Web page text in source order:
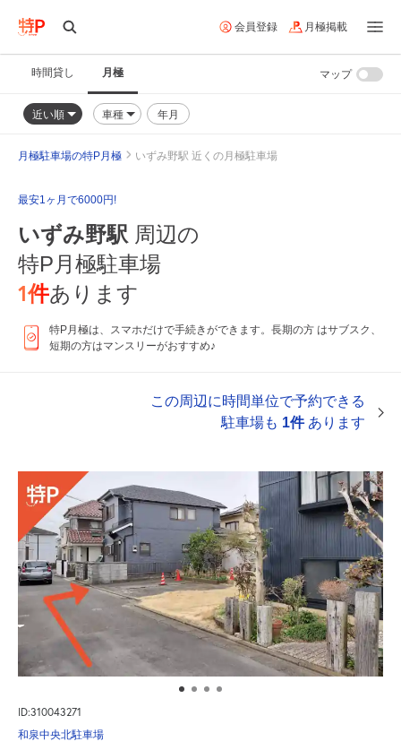
会員登録 月極掲載
時間貸し 月極
近い順 車種 年月
マップ
月極駐車場の特P月極 いずみ野駅 近くの月極駐車場
最安1ヶ月で6000円!
いずみ野駅 周辺の
特P月極駐車場
1件あります
特P月極は、スマホだけで手続きができます。長期の方 はサブスク、
短期の方はマンスリーがおすすめ♪
この周辺に時間単位で予約できる
駐車場も 1件あります
ID:310043271
和泉中央北駐車場